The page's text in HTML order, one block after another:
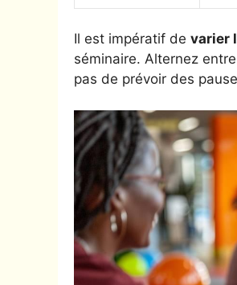
Il est impératif de varier
séminaire. Alternez
pas de prévoir des